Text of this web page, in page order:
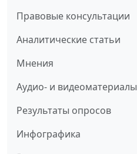
Правовые консультации
Аналитические статьи
Мнения
Аудио- и видеоматериалы
Результаты опросов
Инфографика